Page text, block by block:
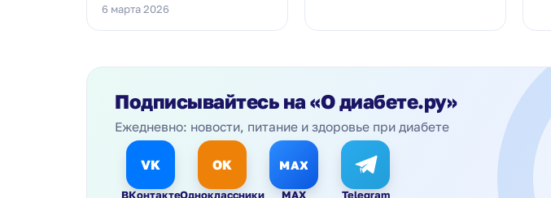
6 марта 2026
Подписывайтесь на «О диабете.ру»
Ежедневно: новости, питание и здоровье при диабете
VK
ВКонтакте
OK
Одноклассники
MAX
MAX Telegram